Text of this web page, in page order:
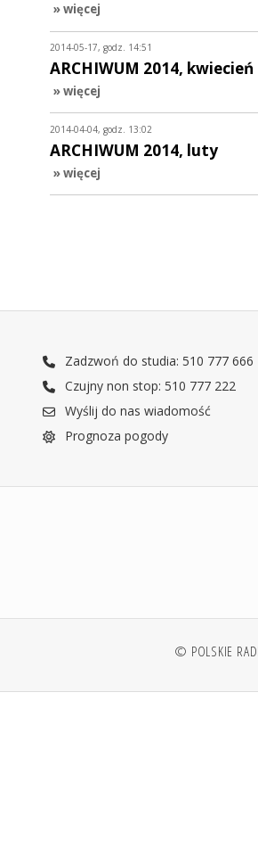
» więcej
2014-05-17, godz. 14:51
ARCHIWUM 2014, kwiecień
» więcej
2014-04-04, godz. 13:02
ARCHIWUM 2014, luty
» więcej
Zadzwoń do studia: 510 777 666
Czujny non stop: 510 777 222
Wyślij do nas wiadomość
Prognoza pogody
© POLSKIE